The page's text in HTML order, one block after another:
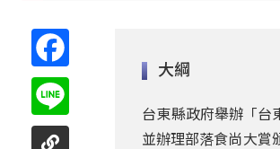
大綱
台東縣政府舉辦「台
並辦理部落食尚大賞